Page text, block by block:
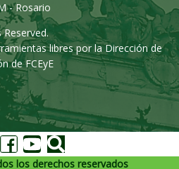
- Rosario
libres por la Dirección de
de FCEyE
los derechos reservados